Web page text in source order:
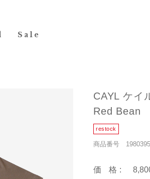
Sale
CAYL ケイ
Red Bean
商品番号
価格